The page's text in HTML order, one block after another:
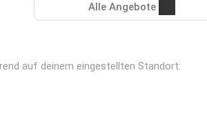
Alle Angebote
auf deinem eingestellten Standort: